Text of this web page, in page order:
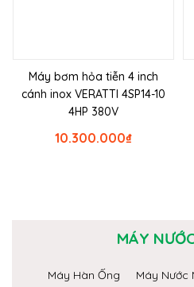
Máy bơm hỏa tiễn 4 inch
cánh inox VERATTI 4SP14-10
4HP 380V
₫
10.300.000
MÁY
Máy Hàn Ống
Máy Nước